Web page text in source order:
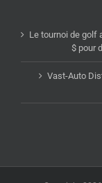
Le tournoi de golf
$ pour
Vast-Auto